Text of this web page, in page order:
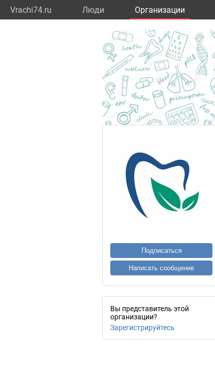
Vrachi74.ru Люди Организации
Подписаться
Написать сообщение
Вы представитель этой
организации?
Зарегистрируйтесь